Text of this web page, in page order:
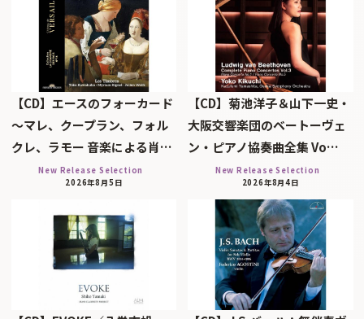
【CD】エースのフォーカード
～マレ、クープラン、フォル
クレ、ラモー 音楽による肖…
New Release Selection
2026年8月5日
【CD】菊池洋子＆山下一史・
大阪交響楽団のベートーヴェ
ン・ピアノ協奏曲全集 Vo…
New Release Selection
2026年8月4日